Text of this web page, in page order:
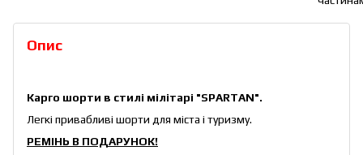
Опис
Карго шорти в стилі мілітарі "SPARTAN".
Легкі привабливі шорти для міста і туризму.
РЕМІНЬ В ПОДАРУНОК!